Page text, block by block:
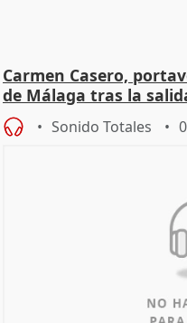
Carmen Casero,
de Málaga tras la
Sonido Totales